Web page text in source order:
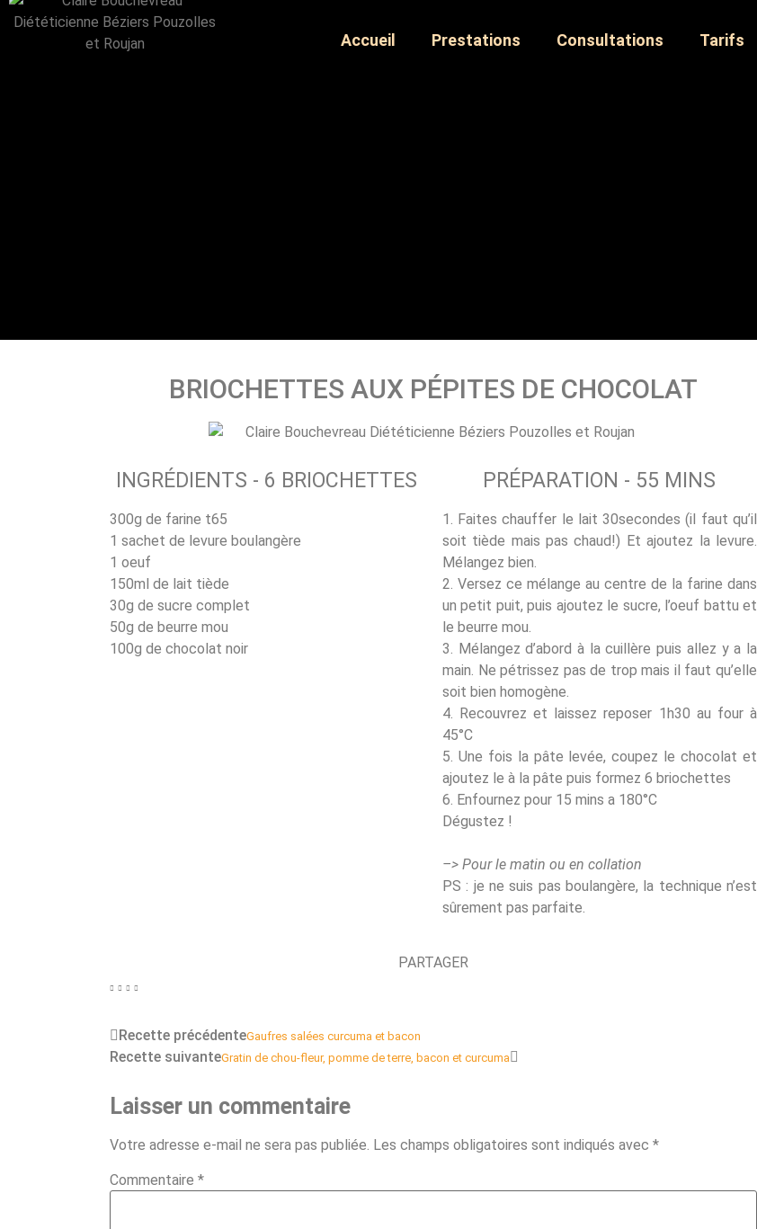
Accueil Prestations Consultations Tarifs
BRIOCHETTES AUX PÉPITES DE CHOCOLAT
INGRÉDIENTS - 6 BRIOCHETTES
300g de farine t65
1 sachet de levure boulangère
1 oeuf
150ml de lait tiède
30g de sucre complet
50g de beurre mou
100g de chocolat noir
PRÉPARATION - 55 MINS
1. Faites chauffer le lait 30secondes (il faut qu’il
soit tiède mais pas chaud!) Et ajoutez la levure.
Mélangez bien.
2. Versez ce mélange au centre de la farine dans
un petit puit, puis ajoutez le sucre, l’oeuf battu et
le beurre mou.
3. Mélangez d’abord à la cuillère puis allez y a la
main. Ne pétrissez pas de trop mais il faut qu’elle
soit bien homogène.
4. Recouvrez et laissez reposer 1h30 au four à
45°C
5. Une fois la pâte levée, coupez le chocolat et
ajoutez le à la pâte puis formez 6 briochettes
6. Enfournez pour 15 mins a 180°C
Dégustez !
–> Pour le matin ou en collation
PS : je ne suis pas boulangère, la technique n’est
sûrement pas parfaite.
PARTAGER
Recette précédenteGaufres salées curcuma et bacon
Recette suivanteGratin de chou-fleur, pomme de terre, bacon et curcuma
Laisser un commentaire
Votre adresse e-mail ne sera pas publiée. Les champs obligatoires sont indiqués avec *
Commentaire *